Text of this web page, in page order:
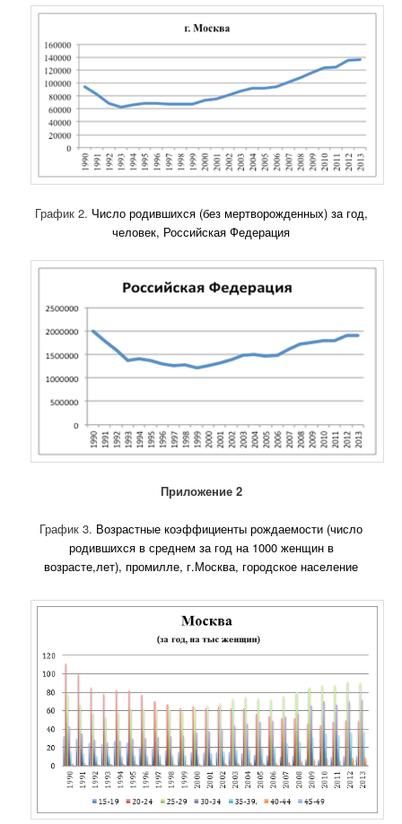
График 2. Число родившихся (без мертворожденных) за год,
человек, Российская Федерация
Приложение 2
График 3. Возрастные коэффициенты рождаемости (число
родившихся в среднем за год на 1000 женщин в
возрасте,лет), промилле, г.Москва, городское население